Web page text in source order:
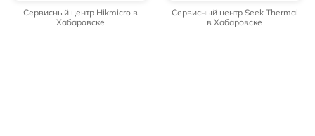
Сервисный центр Hikmicro в
Хабаровске
Сервисный центр Seek Thermal
в Хабаровске